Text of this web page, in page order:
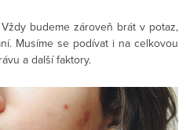
budeme zároveň brát v potaz,
Musíme se podívat i na celkovou
a další faktory.